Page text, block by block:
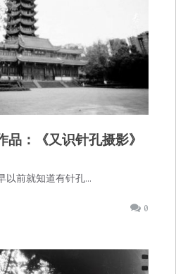
：《又识针孔摄影》
以前就知道有针孔…
0